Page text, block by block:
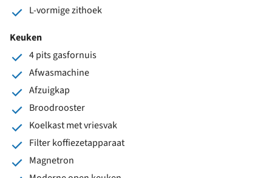
L-vormige zithoek
Keuken
4 pits gasfornuis
Afwasmachine
Afzuigkap
Broodrooster
Koelkast met vriesvak
Filter koffiezetapparaat
Magnetron